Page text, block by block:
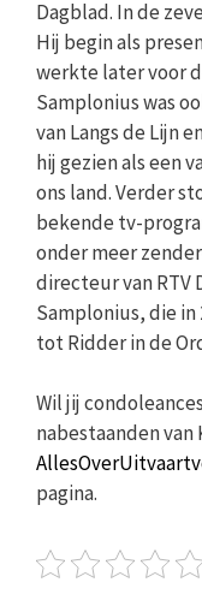
Dagblad. In de
Hij begin als
werkte later voor
Samplonius was
van Langs de Lijn
hij gezien als een
ons land. Verder
bekende tv-
onder meer
directeur van RTV
Samplonius, die in
tot Ridder in de
Wil jij
nabestaanden van
pagina.